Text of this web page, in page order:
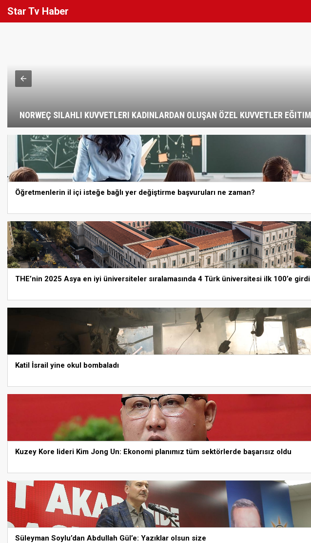
Star Tv Haber
NORWEÇ SILAHLI KUVVETLERI KADINLARDAN OLUŞAN ÖZEL KUVVETLER
Öğretmenlerin il içi isteğe bağlı yer değiştirme başvuruları ne zaman?
THE’nin 2025 Asya en iyi üniversiteler sıralamasında 4 Türk üniversitesi ilk 100’e girdi
Katil İsrail yine okul bombaladı
Kuzey Kore lideri Kim Jong Un: Ekonomi planımız tüm sektörlerde başarısız oldu
Süleyman Soylu’dan Abdullah Gül’e: Yazıklar olsun size